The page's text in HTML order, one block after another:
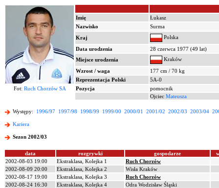
Imię
Łukasz
Nazwisko
Surma
Kraj
Polska
Data urodzenia
28 czerwca 1977 (49 lat)
Miejsce urodzenia
Kraków
Wzrost / waga
177 cm / 70 kg
Reprezentacja Polski
5A-0
Fot: Ruch Chorzów SA Pozycja
pomocnik
Ojciec Mateusza
Występy: 1996/97 1997/98 1998/99 1999/00 2000/01 2001/02 2002/03 2003/04
Kariera
Sezon 2002/03
data rozgrywki gospodarze
2002-08-03 19:00
Ekstraklasa, Kolejka 1
Ruch Chorzów
2002-08-09 20:00
Ekstraklasa, Kolejka 2
Wisła Kraków
2002-08-17 19:00
Ekstraklasa, Kolejka 3
Ruch Chorzów
2002-08-24 16:30
Ekstraklasa, Kolejka 4
Odra Wodzisław Śląski